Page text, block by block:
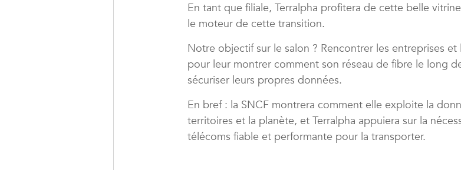
En tant que filiale, Terralpha profitera de cette belle
le moteur de cette transition.
Notre objectif sur le salon ? Rencontrer les entreprises
pour leur montrer comment son réseau de fibre le long
sécuriser leurs propres données.
En bref : la SNCF montrera comment elle exploite la
territoires et la planète, et Terralpha appuiera sur la
télécoms fiable et performante pour la transporter.